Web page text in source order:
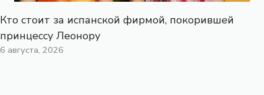
Кто стоит за испанской фирмой, покорившей
принцессу Леонору
6 августа, 2026